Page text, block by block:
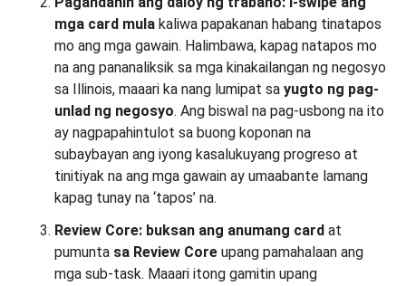
mga card mula kaliwa papakanan habang tinatapos
mo ang mga gawain. Halimbawa, kapag natapos mo
na ang pananaliksik sa mga kinakailangan ng negosyo
sa Illinois, maaari ka nang lumipat sa yugto ng pag-
unlad ng negosyo. Ang biswal na pag-usbong na ito
ay nagpapahintulot sa buong koponan na
subaybayan ang iyong kasalukuyang progreso at
tinitiyak na ang mga gawain ay umaabante lamang
kapag tunay na ‘tapos’ na.
Review Core: buksan ang anumang card at
pumunta sa Review Core upang pamahalaan ang
mga sub-task. Maaari itong gamitin upang